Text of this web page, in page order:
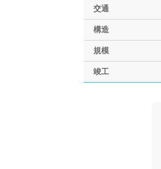
交通
構造
規模
竣工